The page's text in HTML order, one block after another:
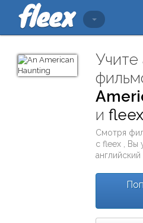
Учите
иfleex
Смотря
сfleex
,